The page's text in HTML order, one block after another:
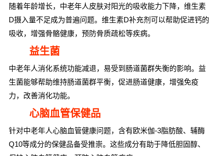
随着年龄增长，中老年人皮肤对阳光的吸收能力下降，维生素
D摄入量不足成为普遍问题。维生素D补充剂可以帮助促进钙的
吸收，增强骨骼健康，预防骨质疏松等疾病。
益生菌
中老年人消化系统功能减退，易受到肠道菌群失衡的影响。益
生菌能够帮助维持肠道菌群平衡，促进肠道健康，增强免疫
力，改善消化功能。
心脑血管保健品
针对中老年人心脑血管健康问题，含有欧米伽-3脂肪酸、辅酶
Q10等成分的保健品备受推崇。这些成分有助于降低胆固醇、